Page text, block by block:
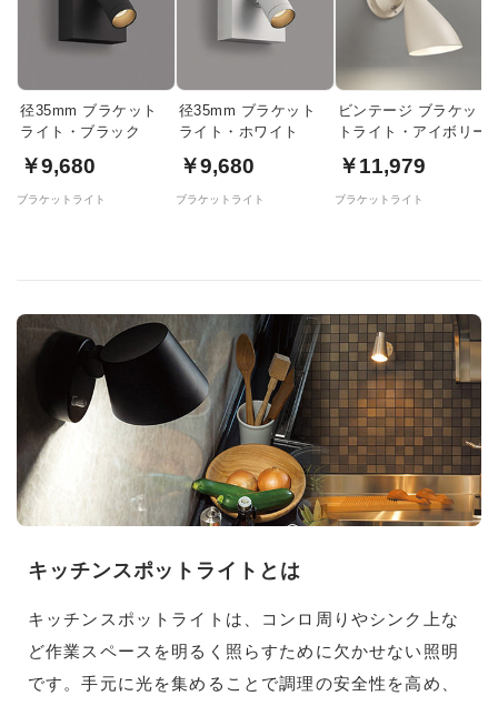
径35mm ブラケット
ライト・ブラック
￥9,680
ブラケットライト
径35mm ブラケット
ライト・ホワイト
￥9,680
ブラケットライト
ビンテージ ブラケッ
トライト・アイボリー
￥11,979
ブラケットライト
キッチンスポットライトとは
キッチンスポットライトは、コンロ周りやシンク上な
ど作業スペースを明るく照らすために欠かせない照明
です。手元に光を集めることで調理の安全性を高め、